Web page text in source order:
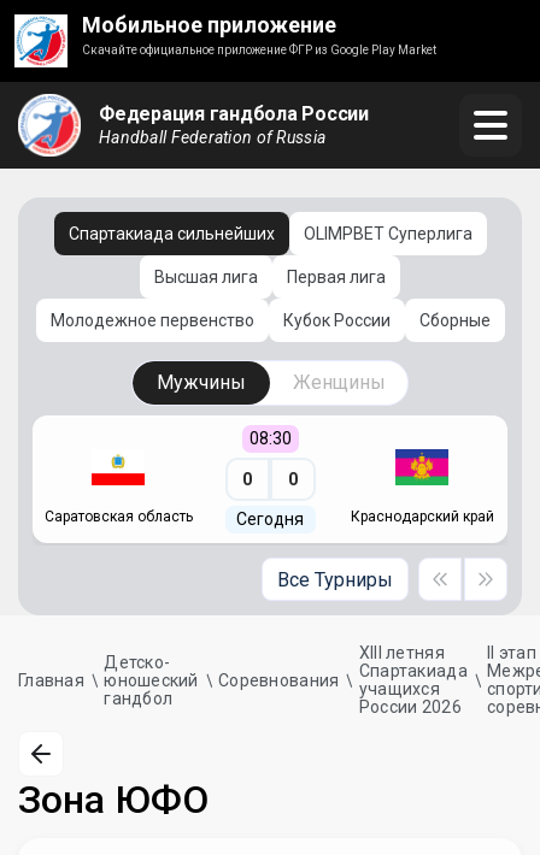
Мобильное приложение
Скачайте официальное приложение ФГР из Google Play Market
Федерация гандбола России
Handball Federation of Russia
Спартакиада сильнейших OLIMPBET Суперлига
Высшая лига Первая лига
Молодежное первенство Кубок России Сборные
Мужчины Женщины
Саратовская область
08:30
0 0
Сегодня Краснодарский край
Все Турниры
Главная
Детско-
юношеский
гандбол
Соревнования
XIII летняя
Спартакиада
учащихся
России 2026
II
Зона ЮФО